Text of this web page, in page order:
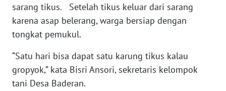
sarang tikus. Setelah tikus keluar dari sarang
karena asap belerang, warga bersiap dengan
tongkat pemukul.
“Satu hari bisa dapat satu karung tikus kalau
gropyok,” kata Bisri Ansori, sekretaris kelompok
tani Desa Baderan.
WN
NUSANTARA
JOGJA
WN